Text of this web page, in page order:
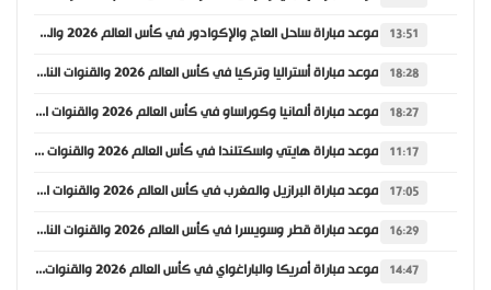
13:51 موعد مباراة ساحل العاج والإكوادور في كأس العالم 2026 والقنوات الناقلة
18:28 موعد مباراة أستراليا وتركيا في كأس العالم 2026 والقنوات الناقلة
18:27 موعد مباراة ألمانيا وكوراساو في كأس العالم 2026 والقنوات الناقلة
11:17 موعد مباراة هايتي واسكتلندا في كأس العالم 2026 والقنوات الناقلة
17:05 موعد مباراة البرازيل والمغرب في كأس العالم 2026 والقنوات الناقلة
16:29 موعد مباراة قطر وسويسرا في كأس العالم 2026 والقنوات الناقلة
14:47 موعد مباراة أمريكا والباراغواي في كأس العالم 2026 والقنوات الناقلة